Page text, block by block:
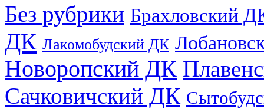
Без рубрики Брахловский
ДК Лакомобудский ДК
Новоропский ДК
Сачковичский ДК